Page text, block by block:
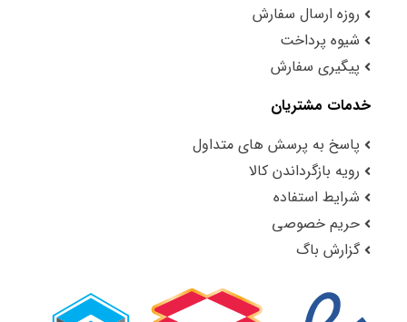
روزه ارسال سفارش
شیوه پرداخت
پیگیری سفارش
خدمات مشتریان
پاسخ به پرسش های متداول
رویه بازگرداندن کالا
شرایط استفاده
حریم خصوصی
گزارش باگ